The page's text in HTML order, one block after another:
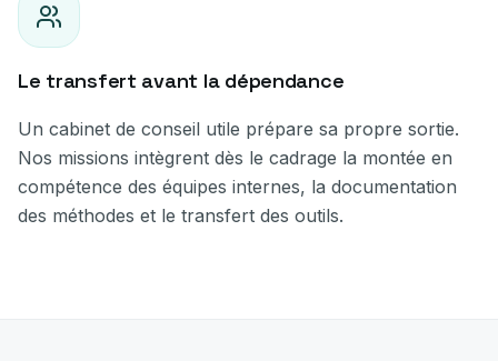
Le transfert avant la dépendance
Un cabinet de conseil utile prépare sa propre sortie.
Nos missions intègrent dès le cadrage la montée en
compétence des équipes internes, la documentation
des méthodes et le transfert des outils.